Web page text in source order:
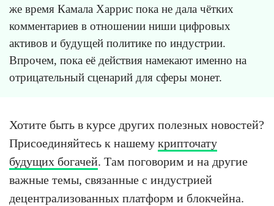
же время Камала Харрис пока не дала чётких
комментариев в отношении ниши цифровых
активов и будущей политике по индустрии.
Впрочем, пока её действия намекают именно на
отрицательный сценарий для сферы монет.
Хотите быть в курсе других полезных новостей?
Присоединяйтесь к нашему крипточату
будущих богачей. Там поговорим и на другие
важные темы, связанные с индустрией
децентрализованных платформ и блокчейна.